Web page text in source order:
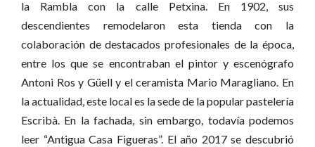
la Rambla con la calle Petxina. En 1902, sus
descendientes remodelaron esta tienda con la
colaboración de destacados profesionales de la época,
entre los que se encontraban el pintor y escenógrafo
Antoni Ros y Güell y el ceramista Mario Maragliano. En
la actualidad, este local es la sede de la popular pastelería
Escribà. En la fachada, sin embargo, todavía podemos
leer “Antigua Casa Figueras”. El año 2017 se descubrió